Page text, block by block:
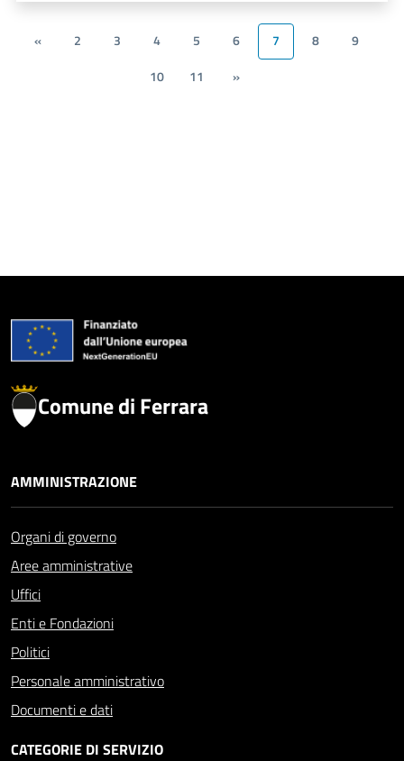
« 2 3 4 5 6 7 8
9
10
11 »
Comune di Ferrara
AMMINISTRAZIONE
Organi di governo
Aree amministrative
Uffici
Enti e Fondazioni
Politici
Personale amministrativo
Documenti e dati
CATEGORIE DI SERVIZIO